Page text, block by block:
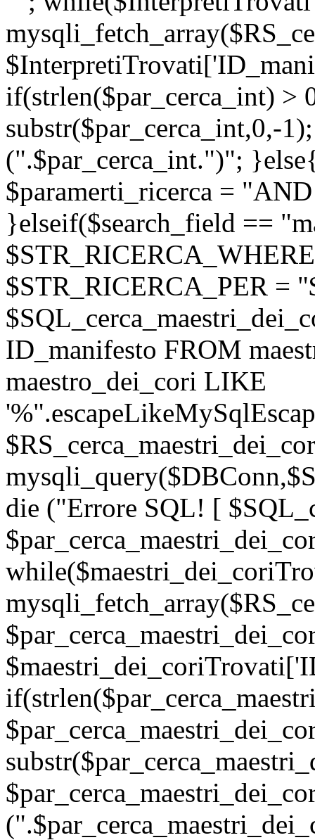
if(strlen($par_cerca_int) >
substr($par_cerca_int,0,-
(".$par_cerca_int.")";
$paramerti_ricerca =
}elseif($search_field ==
$STR_RICERCA_PER = "
ID_manifesto FROM
maestro_dei_cori LIKE
die ("Errore SQL! [